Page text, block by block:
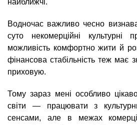
найближчі.
Водночас важливо чесно
суто некомерційні культурні
можливість комфортно жити й
фінансова стабільність теж має
приховую.
Тому зараз мені особливо
світи — працювати з
сенсами, але в межах